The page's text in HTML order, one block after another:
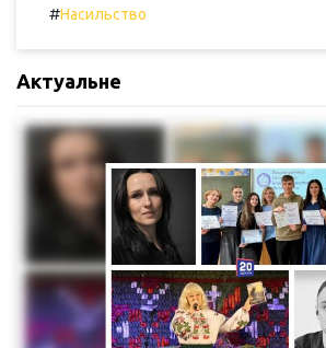
#Насильство
Актуальне